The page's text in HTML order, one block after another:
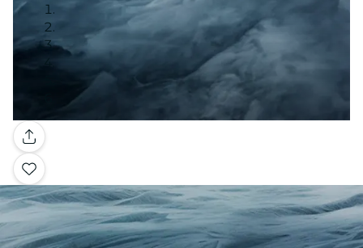
Galerie